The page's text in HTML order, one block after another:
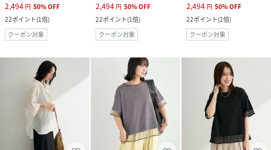
2,494 円 50%OFF
22ポイント(1倍)
クーポン対象
2,494 円 50%OFF
22ポイント(1倍)
クーポン対象
2,494 円 50%OFF
22ポイント(1倍)
クーポン対象